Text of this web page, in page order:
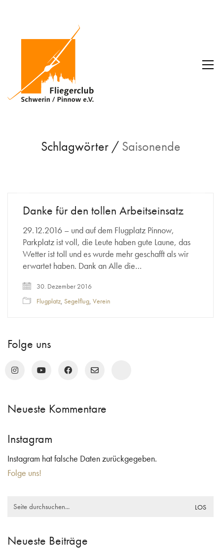
Schlagwörter / Saisonende
Danke für den tollen Arbeitseinsatz
29.12.2016 – und auf dem Flugplatz Pinnow,
Parkplatz ist voll, die Leute haben gute Laune, das
Wetter ist toll und es wurde mehr geschafft als wir
erwartet haben. Dank an Alle die…
30. Dezember 2016
Flugplatz, Segelflug, Verein
Folge uns
Neueste Kommentare
Instagram
Instagram hat falsche Daten zurückgegeben.
Folge uns!
Search
Neueste Beiträge